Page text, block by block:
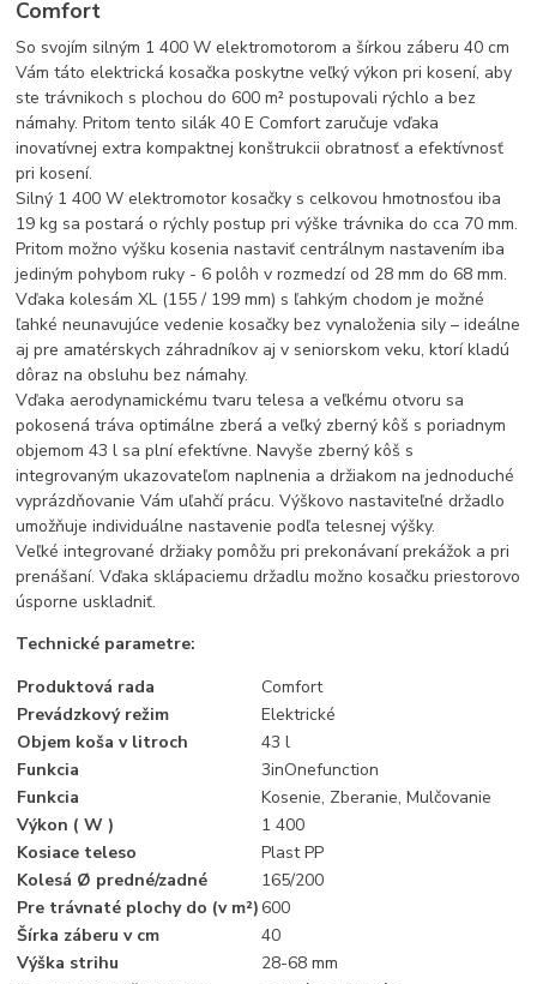
Comfort
So svojím silným 1 400 W elektromotorom a šírkou záberu 40 cm
Vám táto elektrická kosačka poskytne veľký výkon pri kosení, aby
ste trávnikoch s plochou do 600 m² postupovali rýchlo a bez
námahy. Pritom tento silák 40 E Comfort zaručuje vďaka
inovatívnej extra kompaktnej konštrukcii obratnosť a efektívnosť
pri kosení.
Silný 1 400 W elektromotor kosačky s celkovou hmotnosťou iba
19 kg sa postará o rýchly postup pri výške trávnika do cca 70 mm.
Pritom možno výšku kosenia nastaviť centrálnym nastavením iba
jediným pohybom ruky - 6 polôh v rozmedzí od 28 mm do 68 mm.
Vďaka kolesám XL (155 / 199 mm) s ľahkým chodom je možné
ľahké neunavujúce vedenie kosačky bez vynaloženia sily – ideálne
aj pre amatérskych záhradníkov aj v seniorskom veku, ktorí kladú
dôraz na obsluhu bez námahy.
Vďaka aerodynamickému tvaru telesa a veľkému otvoru sa
pokosená tráva optimálne zberá a veľký zberný kôš s poriadnym
objemom 43 l sa plní efektívne. Navyše zberný kôš s
integrovaným ukazovateľom naplnenia a držiakom na jednoduché
vyprázdňovanie Vám uľahčí prácu. Výškovo nastaviteľné držadlo
umožňuje individuálne nastavenie podľa telesnej výšky.
Veľké integrované držiaky pomôžu pri prekonávaní prekážok a pri
prenášaní. Vďaka sklápaciemu držadlu možno kosačku priestorovo
úsporne uskladniť.
Technické parametre:
Produktová rada
Comfort
Prevádzkový režim
Elektrické
Objem koša v litroch
43 l
Funkcia
3inOnefunction
Funkcia
Kosenie, Zberanie, Mulčovanie
Výkon ( W )
1 400
Kosiace teleso
Plast PP
Kolesá Ø predné/zadné
165/200
Pre trávnaté plochy do (v m²)600
Šírka záberu v cm
40
Výška strihu
28-68 mm